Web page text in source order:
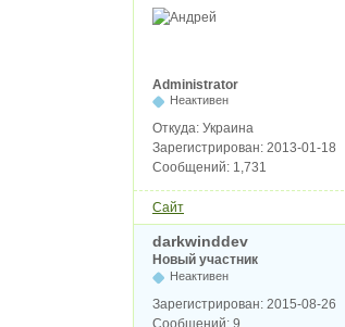
Administrator
Неактивен
Откуда: Украина
Зарегистрирован: 2013-01-18
Сообщений: 1,731
Сайт
darkwinddev
Новый участник
Неактивен
Зарегистрирован: 2015-08-26
Сообщений: 9